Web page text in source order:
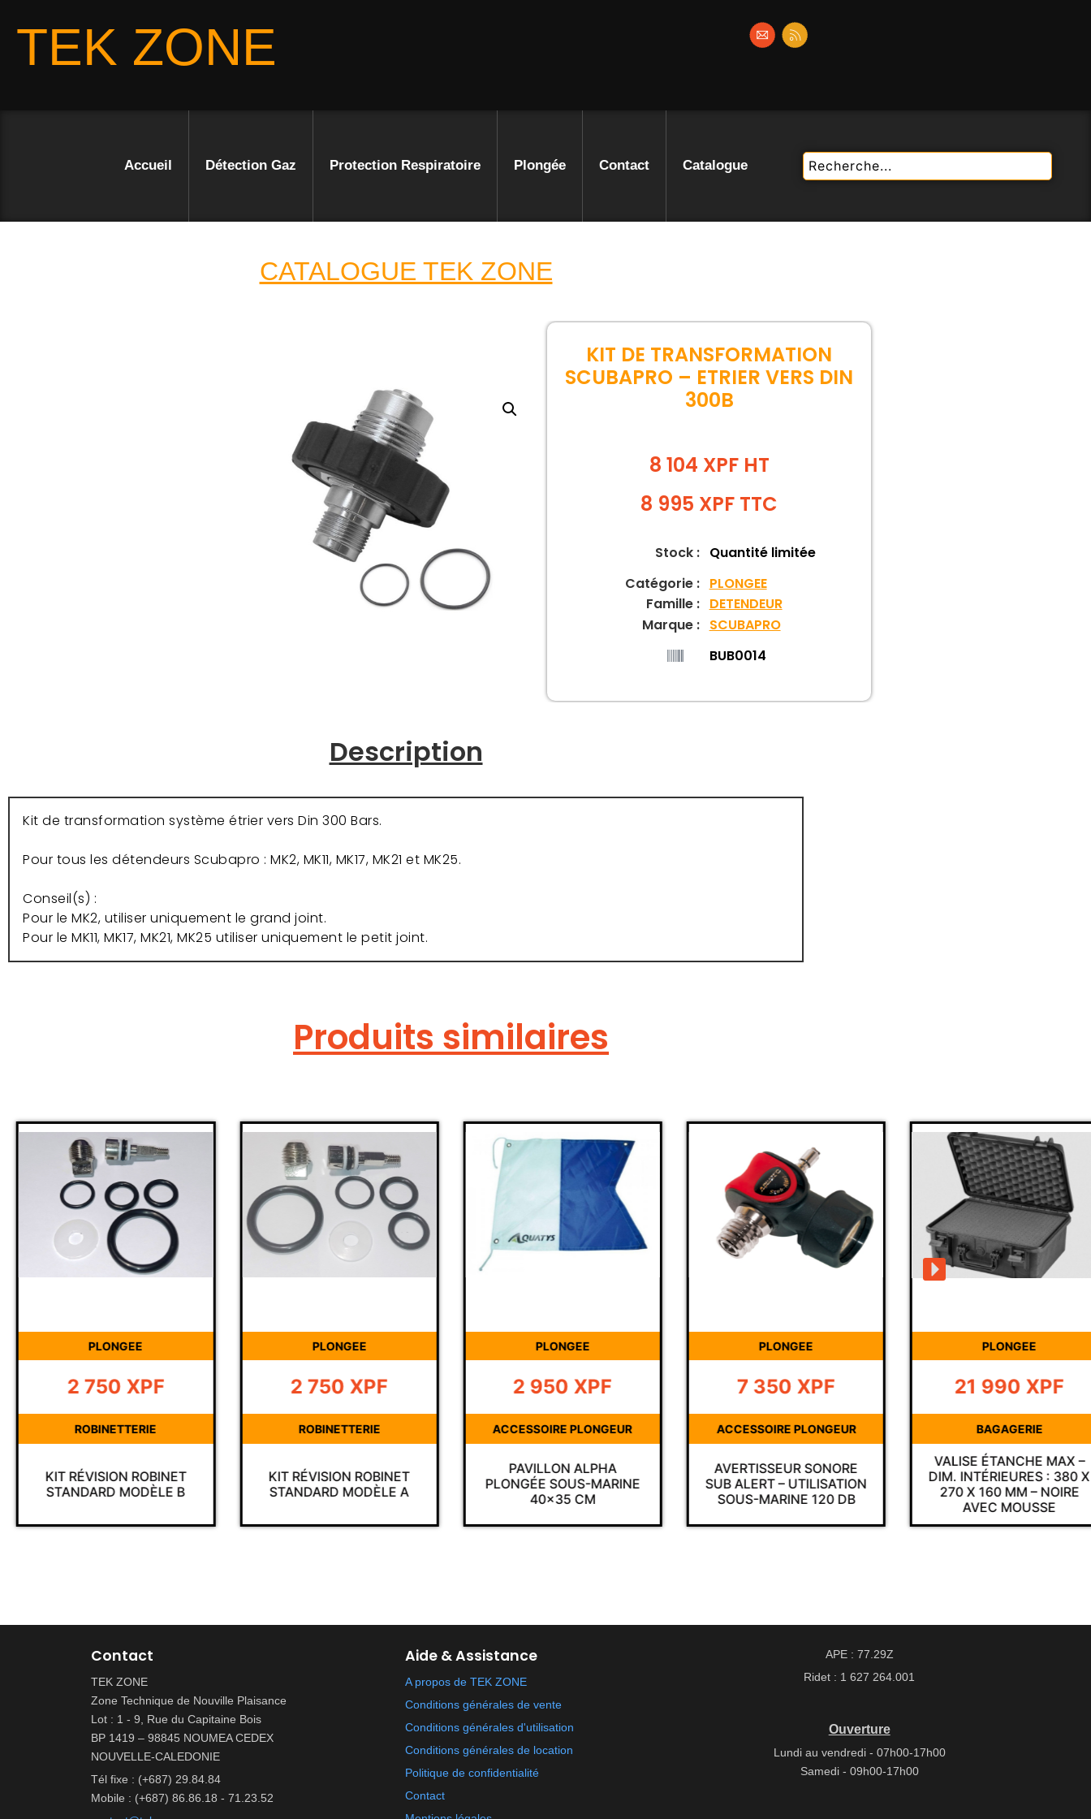
TEK ZONE
Accueil Détection Gaz Protection Respiratoire Plongée Contact Catalogue
CATALOGUE TEK ZONE
KIT DE TRANSFORMATION
SCUBAPRO – ETRIER VERS DIN
300B
8 104 XPF HT
8 995 XPF TTC
Stock : Quantité limitée
Catégorie : PLONGEE
Famille : DETENDEUR
Marque : SCUBAPRO
BUB0014
Description
Kit de transformation système étrier vers Din 300 Bars.
Pour tous les détendeurs Scubapro : MK2, MK11, MK17, MK21 et MK25.
Conseil(s) :
Pour le MK2, utiliser uniquement le grand joint.
Pour le MK11, MK17, MK21, MK25 utiliser uniquement le petit joint.
Produits similaires
PLONGEE
KIT RÉVISION ROBINET
STANDARD MODÈLE B
2 750 XPF
ROBINETTERIE
PLONGEE
KIT RÉVISION ROBINET
STANDARD MODÈLE A
2 750 XPF
ROBINETTERIE
PLONGEE
PAVILLON ALPHA
PLONGÉE SOUS-MARINE
40×35 CM
2 950XPF
ACCESSOIRE PLONGEUR
PLONGEE
AVERTISSEUR SONORE
SUB ALERT – UTILISATION
SOUS-MARINE 120 DB
7 350 XPF
ACCESSOIRE PLONGEUR
PLONGEE
VALISE ÉTANCHE MAX –
DIM. INTÉRIEURES : 380 X
270 X 160 MM – NOIRE
AVEC MOUSSE
21 990XPF
BAGAGERIE
Contact
TEK ZONE
Zone Technique de Nouville Plaisance
Lot : 1 - 9, Rue du Capitaine Bois
BP 1419 – 98845 NOUMEA CEDEX
NOUVELLE-CALEDONIE
Tél fixe : (+687) 29.84.84
Mobile : (+687) 86.86.18 - 71.23.52
Aide & Assistance
A propos de TEK ZONE
Conditions générales de vente
Conditions générales d'utilisation
Conditions générales de location
Politique de confidentialité
Contact
APE : 77.29Z
Ridet : 1 627 264.001
Ouverture
Lundi au vendredi - 07h00-17h00
Samedi - 09h00-17h00